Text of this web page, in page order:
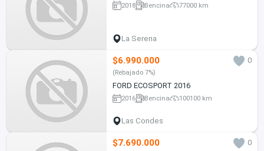
2018 Bencina 77000 km
La Serena
$6.990.000 0
(Rebajado 7%)
FORD ECOSPORT 2016
2016 Bencina 100100 km
Las Condes
$7.690.000
0